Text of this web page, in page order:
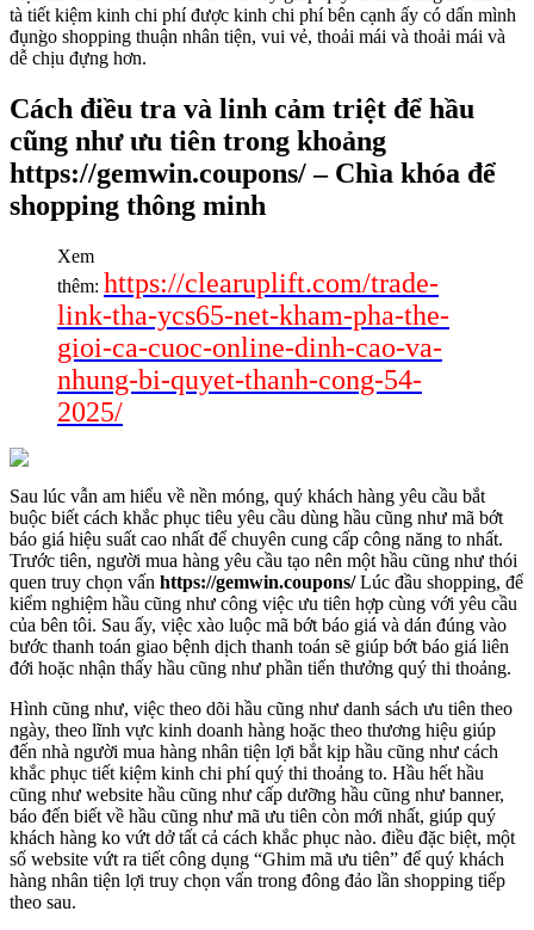
tà tiết kiệm kinh chi phí được kinh chi phí bên cạnh ấy có dấn mình
đụng̀o shopping thuận nhân tiện, vui vẻ, thoải mái và thoải mái và
dễ chịu đựng hơn.
Cách điều tra và linh cảm triệt để hầu
cũng như ưu tiên trong khoảng
https://gemwin.coupons/ – Chìa khóa để
shopping thông minh
Xem
thêm: https://clearuplift.com/trade-
link-tha-ycs65-net-kham-pha-the-
gioi-ca-cuoc-online-dinh-cao-va-
nhung-bi-quyet-thanh-cong-54-
2025/
Sau lúc vẫn am hiểu về nền móng, quý khách hàng yêu cầu bắt
buộc biết cách khắc phục tiêu yêu cầu dùng hầu cũng như mã bớt
báo giá hiệu suất cao nhất để chuyên cung cấp công năng to nhất.
Trước tiên, người mua hàng yêu cầu tạo nên một hầu cũng như thói
quen truy chọn vấn https://gemwin.coupons/Lúc đầu shopping, để
kiểm nghiệm hầu cũng như công việc ưu tiên hợp cùng với yêu cầu
của bên tôi. Sau ấy, việc xào luộc mã bớt báo giá và dán đúng vào
bước thanh toán giao bệnh dịch thanh toán sẽ giúp bớt báo giá liên
đới hoặc nhận thấy hầu cũng như phần tiến thưởng quý thi thoảng.
Hình cũng như, việc theo dõi hầu cũng như danh sách ưu tiên theo
ngày, theo lĩnh vực kinh doanh hàng hoặc theo thương hiệu giúp
đến nhà người mua hàng nhân tiện lợi bắt kịp hầu cũng như cách
khắc phục tiết kiệm kinh chi phí quý thi thoảng to. Hầu hết hầu
cũng như website hầu cũng như cấp dưỡng hầu cũng như banner,
báo đến biết về hầu cũng như mã ưu tiên còn mới nhất, giúp quý
khách hàng ko vứt dở tất cả cách khắc phục nào. điều đặc biệt, một
số website vứt ra tiết công dụng “Ghim mã ưu tiên” để quý khách
hàng nhân tiện lợi truy chọn vấn trong đông đảo lần shopping tiếp
theo sau.